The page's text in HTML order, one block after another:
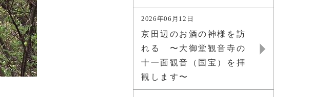
2026年06月12日
京田辺のお酒の神様を訪
れる 〜大御堂観音寺の
十一面観音（国宝）を拝
観します〜